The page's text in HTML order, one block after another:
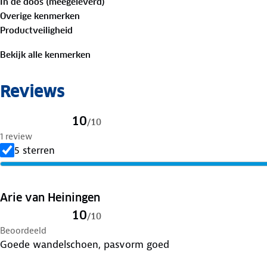
Klovborg hiking boot biedt betrouwbare ondersteuning
design en de hoogwaardige materialen maken deze
metgezel voor vele avonturen.
Overige kenmerken
Productveiligheid
Bekijk alle kenmerken
Reviews
10/10
1 review
5 sterren
Arie van Heiningen
10/10
Beoordeeld
Goede wandelschoen, pasvorm goed